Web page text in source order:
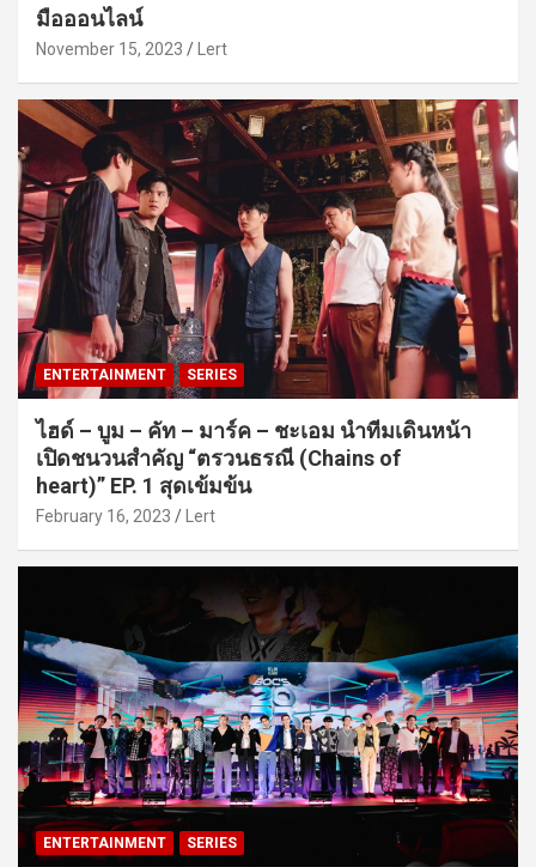
มือออนไลน์
November 15, 2023 Lert
ENTERTAINMENT SERIES
ไฮด์ – บูม – คัท – มาร์ค – ชะเอม นำทีมเดินหน้า
เปิดชนวนสำคัญ “ตรวนธรณี (Chains of
heart)” EP. 1 สุดเข้มข้น
February 16, 2023 Lert
ENTERTAINMENT SERIES